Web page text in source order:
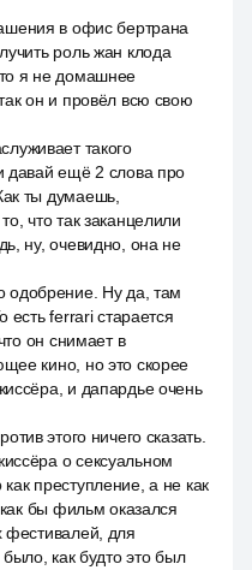
в офис бертрана
роль жан клода
я не домашнее
он и провёл всю свою
такого
давай ещё 2 слова про
ты думаешь,
что так заканцелили
ну, очевидно, она не
одобрение. Ну да, там
есть ferrari старается
он снимает в
кино, но это скорее
и дапардье очень
этого ничего сказать.
о сексуальном
преступление, а не как
бы фильм оказался
фестивалей, для
как будто это был